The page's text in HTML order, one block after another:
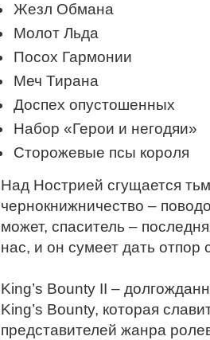
Жезл Обмана
Молот Льда
Посох Гармонии
Меч Тирана
Доспех опустошенных
Набор «Герои и негодяи»
Сторожевые псы короля
Над Нострией сгущается
чернокнижничество –
может, спаситель –
нас, и он сумеет дать отпор
King’s Bounty II –
King’s Bounty, которая
представителей жанра